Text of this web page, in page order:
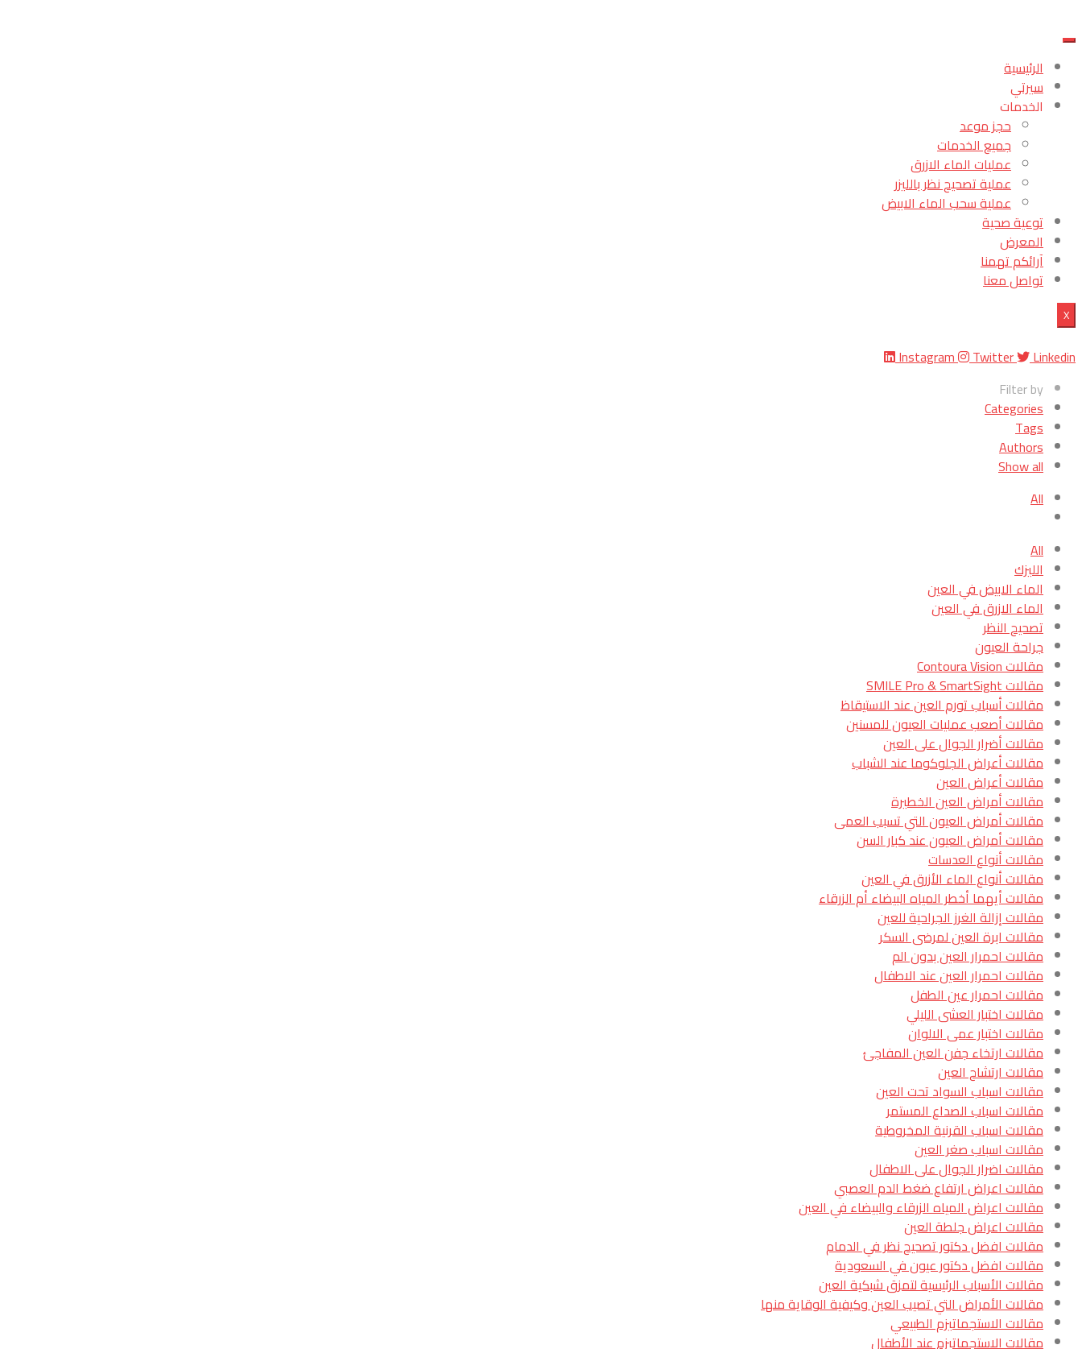
الرئيسية
سيرتي
الخدمات
حجز موعد
جميع الخدمات
عمليات الماء الازرق
عملية تصحيح نظر بالليزر
عملية سحب الماء الابيض
توعية صحية
المعرض
آرائكم تهمنا
تواصل معنا
X
Instagram Twitter
Linkedin
Filter by
Categories
Tags
Authors
Show all
All
All
الليزك
الماء الابيض في العين
الماء الازرق في العين
تصحيح النظر
جراحة العيون
مقالات Contoura Vision
مقالات SMILE Pro & SmartSight
مقالات أسباب تورم العين عند الاستيقاظ
مقالات أصعب عمليات العيون للمسنين
مقالات أضرار الجوال على العين
مقالات أعراض الجلوكوما عند الشباب
مقالات أعراض العين
مقالات أمراض العين الخطيرة
مقالات أمراض العيون التي تسبب العمى
مقالات أمراض العيون عند كبار السن
مقالات أنواع العدسات
مقالات أنواع الماء الأزرق في العين
مقالات أيهما أخطر المياه البيضاء أم الزرقاء
مقالات إزالة الغرز الجراحية للعين
مقالات ابرة العين لمرضى السكر
مقالات احمرار العين بدون الم
مقالات احمرار العين عند الاطفال
مقالات احمرار عين الطفل
مقالات اختبار العشى الليلي
مقالات اختبار عمى الالوان
مقالات ارتخاء جفن العين المفاجئ
مقالات ارتشاح العين
مقالات اسباب السواد تحت العين
مقالات اسباب الصداع المستمر
مقالات اسباب القرنية المخروطية
مقالات اسباب صغر العين
مقالات اضرار الجوال على الاطفال
مقالات اعراض ارتفاع ضغط الدم العصبي
مقالات اعراض المياه الزرقاء والبيضاء في العين
مقالات اعراض جلطة العين
مقالات افضل دكتور تصحيح نظر في الدمام
مقالات افضل دكتور عيون في السعودية
مقالات الأسباب الرئيسية لتمزق شبكية العين
مقالات الأمراض التي تصيب العين وكيفية الوقاية منها
مقالات الاستجماتيزم الطبيعي
مقالات الاستجماتيزم عند الأطفال